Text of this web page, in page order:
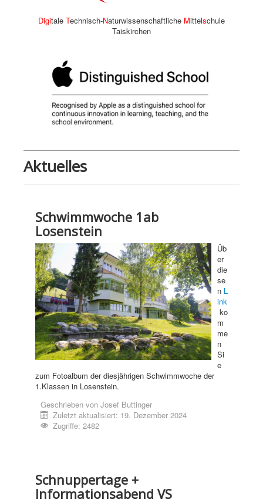
Digitale Technisch-Naturwissenschaftliche Mittelschule
Taiskirchen
Aktuelles
Schwimmwoche 1ab
Losenstein
Üb
er
die
se
n L
ink
ko
m
me
n
Si
e
zum Fotoalbum der diesjährigen Schwimmwoche der
1.Klassen in Losenstein.
Geschrieben von Josef Buttinger
Zuletzt aktualisiert: 19. Dezember 2024
Zugriffe: 2482
Schnuppertage +
Informationsabend VS